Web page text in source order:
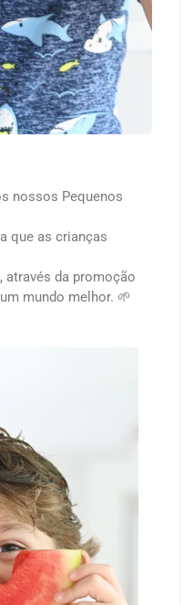
nossos Pequenos
que as crianças
através da promoção
mundo melhor. 🌱